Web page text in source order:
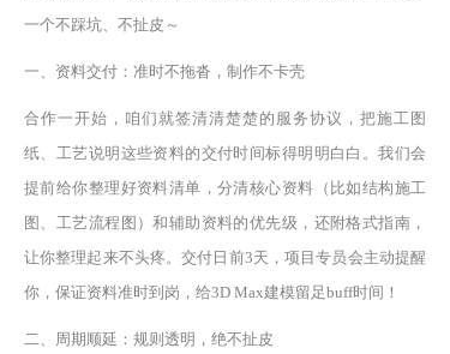
一个不踩坑、不扯皮～
一、资料交付：准时不拖沓，制作不卡壳
合作一开始，咱们就签清清楚楚的服务协议，把施工图
纸、工艺说明这些资料的交付时间标得明明白白。我们会
提前给你整理好资料清单，分清核心资料（比如结构施工
图、工艺流程图）和辅助资料的优先级，还附格式指南，
让你整理起来不头疼。交付日前3天，项目专员会主动提醒
你，保证资料准时到岗，给3D Max建模留足buff时间！
二、周期顺延：规则透明，绝不扯皮